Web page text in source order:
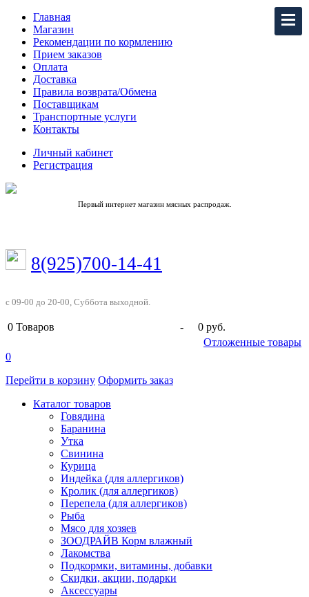
Главная
Магазин
Рекомендации по кормлению
Прием заказов
Оплата
Доставка
Правила возврата/Обмена
Поставщикам
Транспортные услуги
Контакты
Личный кабинет
Регистрация
Первый интернет магазин мясных распродаж.
8(925)700-14-41
с 09-00 до 20-00, Суббота выходной.
0 Товаров -
0 руб.
Отложенные товары
0
Перейти в корзину Оформить заказ
Каталог товаров
Говядина
Баранина
Утка
Свинина
Курица
Индейка (для аллергиков)
Кролик (для аллергиков)
Перепела (для аллергиков)
Рыба
Мясо для хозяев
ЗООДРАЙВ Корм влажный
Лакомства
Подкормки, витамины, добавки
Скидки, акции, подарки
Аксессуары